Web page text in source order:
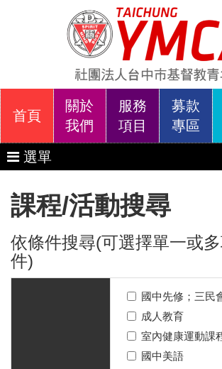
首頁
關於
我們
服務
項目
募款
專區
選單
課程/活動搜尋
依條件搜尋(可選擇單一或
件)
國中先修；三民
成人教育
室內健康運動課
國中美語